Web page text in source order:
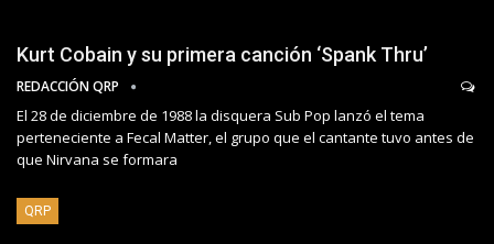
Kurt Cobain y su primera canción ‘Spank Thru’
REDACCIÓN QRP
El 28 de diciembre de 1988 la disquera Sub Pop lanzó el tema
perteneciente a Fecal Matter, el grupo que el cantante tuvo antes de
que Nirvana se formara
QRP